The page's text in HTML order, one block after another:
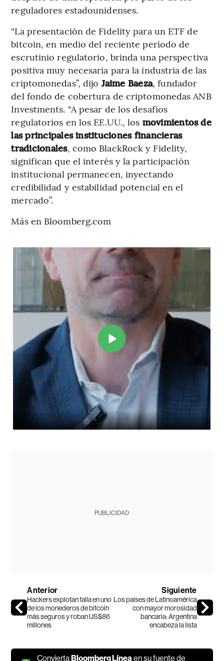
reguladores estadounidenses.
“La presentación de Fidelity para un ETF de
bitcoin, en medio del reciente período de
escrutinio regulatorio, brinda una perspectiva
positiva muy necesaria para la industria de las
criptomonedas”, dijo Jaime Baeza, fundador
del fondo de cobertura de criptomonedas ANB
Investments. “A pesar de los desafíos
regulatorios en los EE.UU., los movimientos de
las principales instituciones financieras
tradicionales, como BlackRock y Fidelity,
significan que el interés y la participación
institucional permanecen, inyectando
credibilidad y estabilidad potencial en el
mercado”.
Más en Bloomberg.com
PUBLICIDAD
Anterior
Hackers explotan falla en uno
de los monederos de bitcoin
más seguros y roban US$86
millones
Siguiente
Los países de Latinoamérica
con mayor morosidad
bancaria: Argentina
encabeza la lista
Convierta Bloomberg Líneaen su fuente de